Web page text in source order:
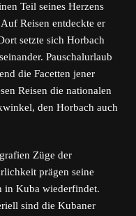
Teil seines Herzens
Reisen entdeckte er
setzte sich Horbach
Pauschalurlaub
die Facetten jener
Reisen die nationalen
den Horbach auch
Züge der
prägen seine
in Kuba wiederfindet.
sind die Kubaner